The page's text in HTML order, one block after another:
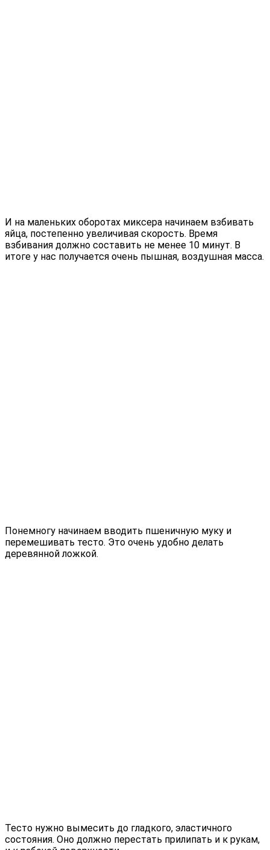
И на маленьких оборотах миксера начинаем взбивать
яйца, постепенно увеличивая скорость. Время
взбивания должно составить не менее 10 минут. В
итоге у нас получается очень пышная, воздушная масса.
Понемногу начинаем вводить пшеничную муку и
перемешивать тесто. Это очень удобно делать
деревянной ложкой.
Тесто нужно вымесить до гладкого, эластичного
состояния. Оно должно перестать прилипать и к рукам,